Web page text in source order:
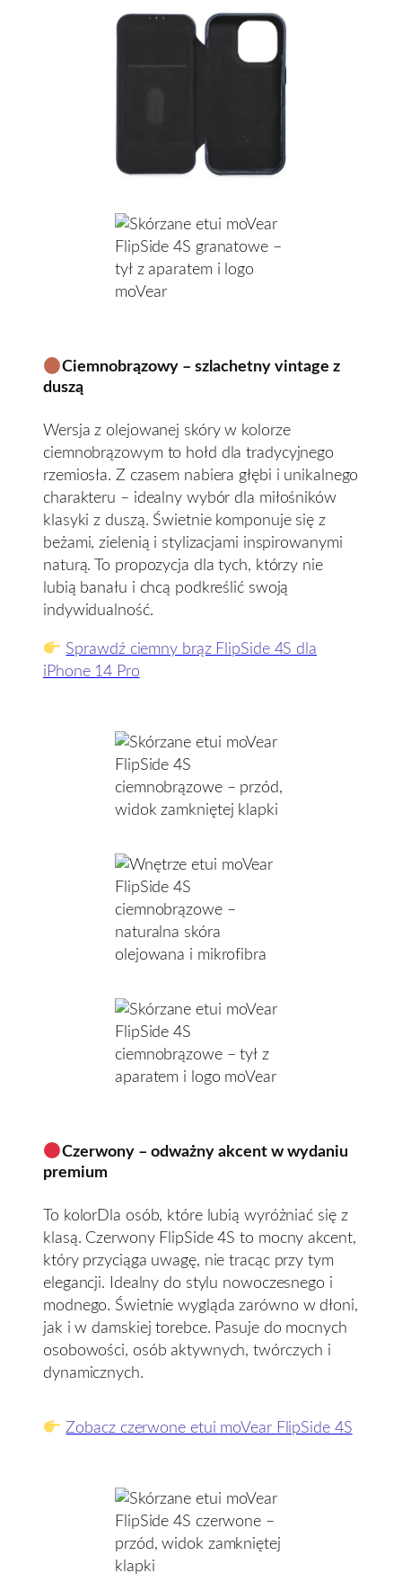
Ciemnobrązowy – szlachetny vintage z
duszą
Wersja z olejowanej skóry w kolorze
ciemnobrązowym to hołd dla tradycyjnego
rzemiosła. Z czasem nabiera głębi i unikalnego
charakteru – idealny wybór dla miłośników
klasyki z duszą. Świetnie komponuje się z
beżami, zielenią i stylizacjami inspirowanymi
naturą. To propozycja dla tych, którzy nie
lubią banału i chcą podkreślić swoją
indywidualność.
Sprawdź ciemny brąz FlipSide 4S dla
iPhone 14 Pro
Czerwony – odważny akcent w wydaniu
premium
To kolorDla osób, które lubią wyróżniać się z
klasą. Czerwony FlipSide 4S to mocny akcent,
który przyciąga uwagę, nie tracąc przy tym
elegancji. Idealny do stylu nowoczesnego i
modnego. Świetnie wygląda zarówno w dłoni,
jak i w damskiej torebce. Pasuje do mocnych
osobowości, osób aktywnych, twórczych i
dynamicznych.
Zobacz czerwone etui moVear FlipSide 4S